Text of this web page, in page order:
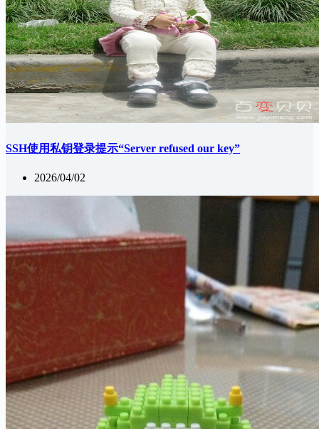
SSH使用私钥登录提示“Server refused our key”
2026/04/02